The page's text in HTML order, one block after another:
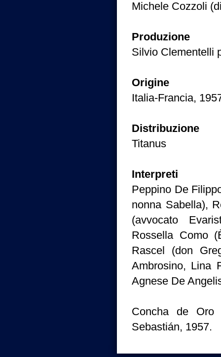
Michele Cozzoli
Produzione
Silvio Clementelli
Origine
Italia-Francia,
Distribuzione
Titanus
Interpreti
Peppino De
nonna Sabella),
(avvocato
Rossella Como
Rascel (don
Ambrosino, Lina
Agnese De
Concha de Oro
Sebastián, 1957.